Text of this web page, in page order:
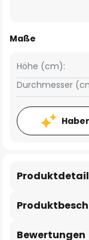
Maße
Höhe (cm):
Durchmesser
Bewertungen